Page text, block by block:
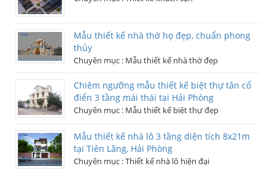
Mẫu thiết kế nhà thờ họ đẹp, chuẩn phong
thủy
Chuyên mục : Mẫu thiết kế nhà thờ đẹp
Chiêm ngưỡng mẫu thiết kế biệt thự tân cổ
điển 3 tầng mái thái tại Hải Phòng
Chuyên mục : Mẫu thiết kế biệt thự đẹp
Mẫu thiết kế nhà lô 3 tầng diện tích 8x21m
tại Tiên Lãng, Hải Phòng
Chuyên mục :Thiết kế nhà lô hiện đại